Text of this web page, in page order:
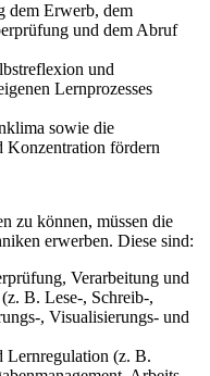
dem Erwerb, dem
und dem Abruf
und
Lernprozesses
sowie die
fördern
zu können, müssen die
erwerben. Diese sind:
Verarbeitung und
B. Lese-, Schreib-,
, Visualisierungs- und
Lernregulation (z. B.